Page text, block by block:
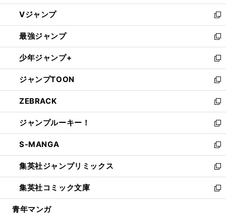
ウ
ィ
ン
ド
ウ
で
開
く
し
い
ウ
ィ
ン
ド
ウ
で
開
く
Vジャンプ
新
し
い
ウ
ィ
ン
ド
ウ
で
開
く
最強ジャンプ
新
し
い
ウ
ィ
ン
ド
ウ
で
開
く
少年ジャンプ+
新
し
い
ウ
ィ
ン
ド
ウ
で
開
く
ジャンプTOON
新
し
い
ウ
ィ
ン
ド
ウ
で
開
く
ZEBRACK
新
し
い
ウ
ィ
ン
ド
ウ
で
開
ジャンプルーキー！
新
し
い
ウ
ィ
ン
ド
ウ
S-MANGA
新
し
い
ウ
ィ
ン
集英社ジャンプリミックス
新
し
い
ウ
集英社コミック文庫
新
し
青年マンガ